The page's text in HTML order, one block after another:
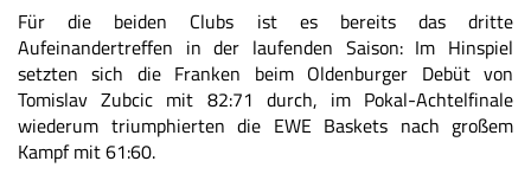
Für die beiden Clubs ist es bereits das dritte
Aufeinandertreffen in der laufenden Saison: Im Hinspiel
setzten sich die Franken beim Oldenburger Debüt von
Tomislav Zubcic mit 82:71 durch, im Pokal-Achtelfinale
wiederum triumphierten die EWE Baskets nach großem
Kampf mit61:60.